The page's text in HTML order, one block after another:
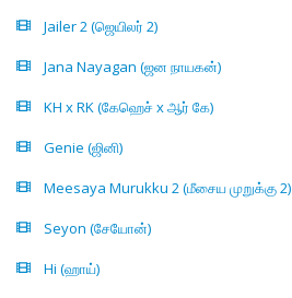
Jailer 2 (ஜெயிலர் 2)
Jana Nayagan (ஜன நாயகன்)
KH x RK (கேஹெச் x ஆர் கே)
Genie (ஜினி)
Meesaya Murukku 2 (மீசைய முறுக்கு 2)
Seyon (சேயோன்)
Hi (ஹாய்)